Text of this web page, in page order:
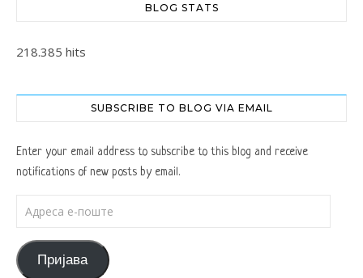
BLOG STATS
218.385 hits
SUBSCRIBE TO BLOG VIA EMAIL
Enter your email address to subscribe to this blog and receive
notifications of new posts by email.
Пријава